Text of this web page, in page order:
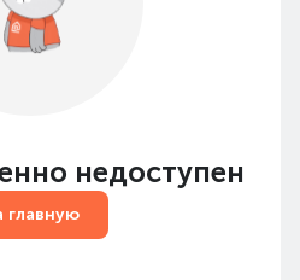
недоступен
главную